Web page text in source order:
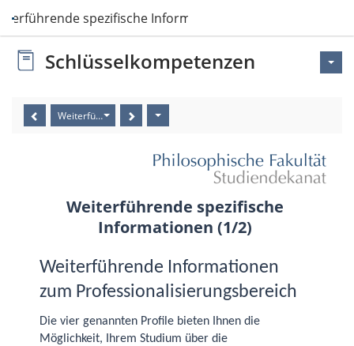
spezifische Informationen
Schlüsselkompetenzen
Weiterführende spezifische Informationen (1/2)
Weiterführende spezifische
Informationen (1/2)
Weiterführende Informationen
zum Professionalisierungs­bereich
Die vier genannten Profile bieten Ihnen die
Möglichkeit, Ihrem Studium über die